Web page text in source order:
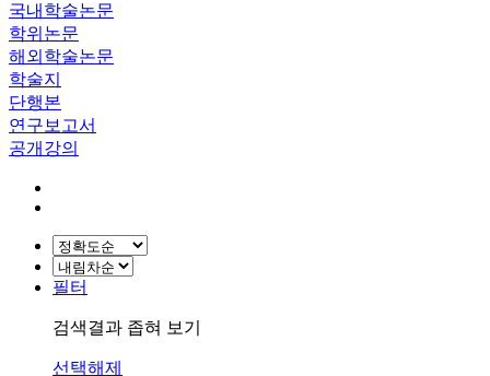
국내학술논문
학위논문
해외학술논문
학술지
단행본
연구보고서
공개강의
필터
검색결과 좁혀 보기
선택해제